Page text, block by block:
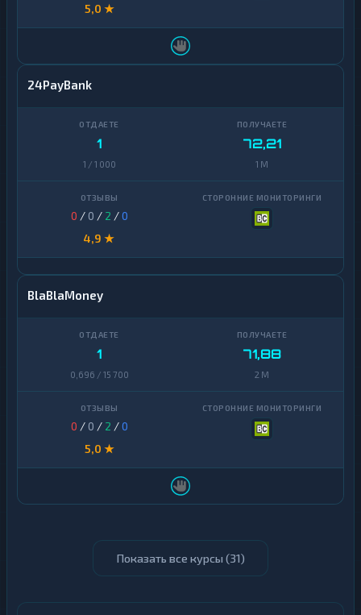
5,0 ★
24PayBank
1
1 / 1 000
72,21
1 M
0 / 0 / 2 /0
4,9 ★
BlaBlaMoney
1
0,696 / 15 700
71,88
2 M
0 / 0 / 2 /0
5,0 ★
Показать все курсы (31)